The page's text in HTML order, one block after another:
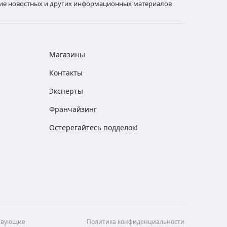
новостных и других информационных материалов
Магазины
Контакты
Эксперты
Франчайзинг
Остерегайтесь подделок!
Политика конфиденциальности